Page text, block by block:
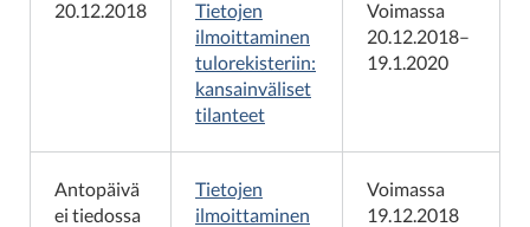
20.12.2018
Tietojen
ilmoittaminen
tulorekisteriin:
kansainväliset
tilanteet
Voimassa
20.12.2018–
19.1.2020
Antopäivä
ei tiedossa
Tietojen
ilmoittaminen
Voimassa
19.12.2018